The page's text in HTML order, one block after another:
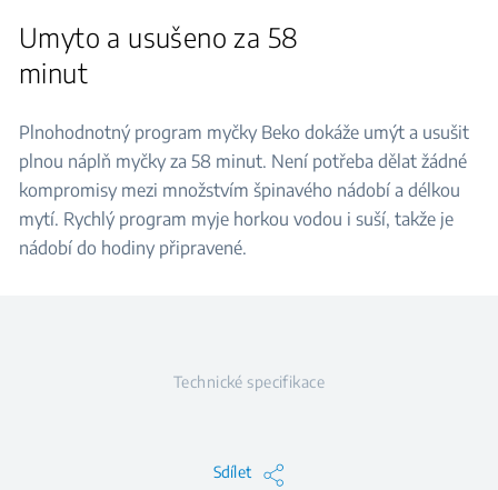
Umyto a usušeno za 58
minut
Plnohodnotný program myčky Beko dokáže umýt a usušit
plnou náplň myčky za 58 minut. Není potřeba dělat žádné
kompromisy mezi množstvím špinavého nádobí a délkou
mytí. Rychlý program myje horkou vodou i suší, takže je
nádobí do hodiny připravené.
Technické specifikace
Sdílet